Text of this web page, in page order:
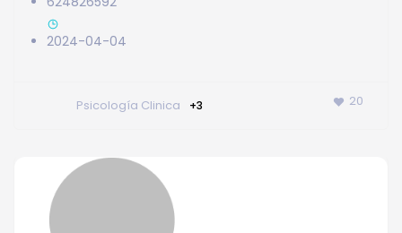
2024-04-04
Psicología Clinica +3 20